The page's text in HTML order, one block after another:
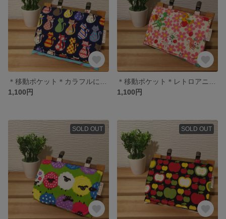
1,100円
1,100円
SOLD OUT SOLD OUT